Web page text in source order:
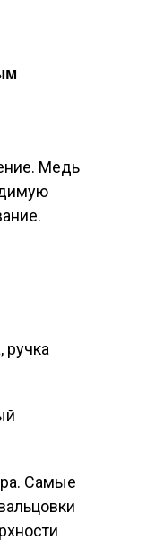
Медь
ручка
Самые